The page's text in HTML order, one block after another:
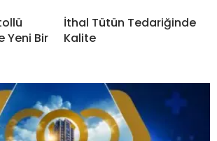
Yeni Bir
İthal Tütün Tedariğinde
Kalite